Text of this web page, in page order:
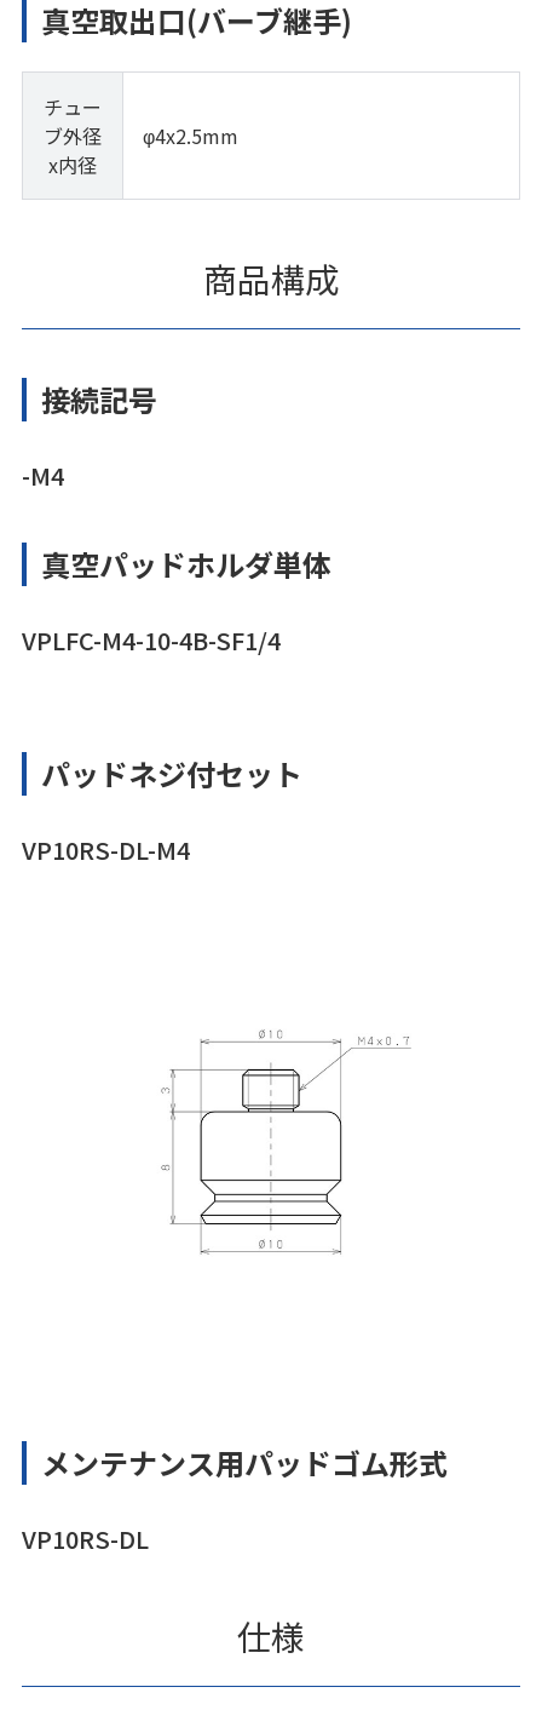
真空取出口(バーブ継手)
チュー
ブ外径
x内径
φ4x2.5mm
商品構成
接続記号
-M4
真空パッドホルダ単体
VPLFC-M4-10-4B-SF1/4
パッドネジ付セット
VP10RS-DL-M4
メンテナンス用パッドゴム形式
VP10RS-DL
仕様